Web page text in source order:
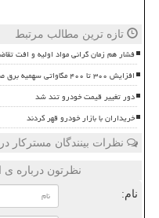
تازه ترین مطالب مرتبط
فشار هم زمان گرانی مواد اولیه و افت
افزایش ۳۰۰ تا ۴۰۰ مگاواتی سهمیه برق صنایع کوچک
دور تغییر قیمت خودرو تند شد
خریداران با بازار خودرو قهر کردند
نظرات بینندگان مسترکار
نظرتون درباره
نام: